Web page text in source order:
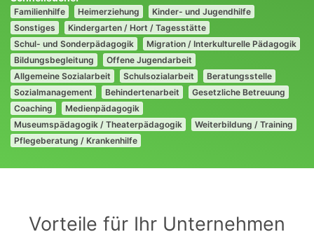
Familienhilfe Heimerziehung
Kinder- und Jugendhilfe
Sonstiges
Kindergarten / Hort / Tagesstätte
Schul- und Sonderpädagogik
Migration / Interkulturelle Pädagogik
Bildungsbegleitung
Offene Jugendarbeit
Allgemeine Sozialarbeit
Schulsozialarbeit
Beratungsstelle
Sozialmanagement
Behindertenarbeit
Gesetzliche Betreuung
Coaching
Medienpädagogik
Museumspädagogik / Theaterpädagogik
Weiterbildung / Training
Pflegeberatung / Krankenhilfe
Vorteile für Ihr Unternehmen